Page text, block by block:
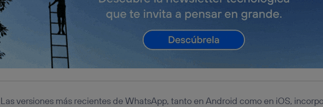
Las versiones más recientes de WhatsApp, tanto en Android como en iOS,